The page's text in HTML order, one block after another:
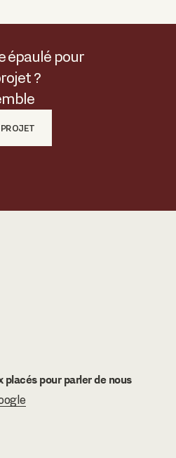
épaulé pour
?
placés pour parler de nous